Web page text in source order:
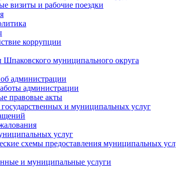
визиты и рабочие поездки
коррупции
Шпаковского муниципального округа
администрации
администрации
правовые акты
и муниципальных услуг
услуг
схемы предоставления муниципальных
и муниципальные услуги